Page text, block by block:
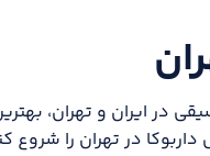
در ایران و تهران،
بگیرید و آموزش داربوکا در